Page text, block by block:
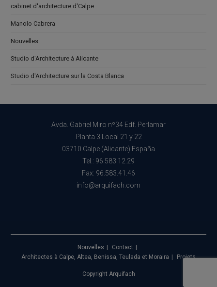
cabinet d'architecture d'Calpe
Manolo Cabrera
Nouvelles
Studio d'Architecture à Alicante
Studio d'Architecture sur la Costa Blanca
Avda. Gabriel Miro nº34 Edf. Perlamar
Planta 3 Local 21 y 22
03710 Calpe (Alicante) España
Tel.: 96.583.12.29
Fax: 96.583.41.46
info@arquifach.com
Nouvelles
Contact
Architectes à Calpe, Altea, Benissa, Teulada et Moraira
Projets
Copyright Arquifach